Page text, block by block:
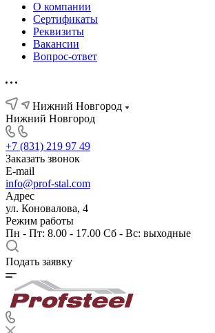
О компании
Сертификаты
Реквизиты
Вакансии
Вопрос-ответ
Нижний Новгород
Нижний Новгород
+7 (831) 219 97 49
Заказать звонок
E-mail
info@prof-stal.com
Адрес
ул. Коновалова, 4
Режим работы
Пн - Пт: 8.00 - 17.00 Сб - Вс: выходные
Подать заявку